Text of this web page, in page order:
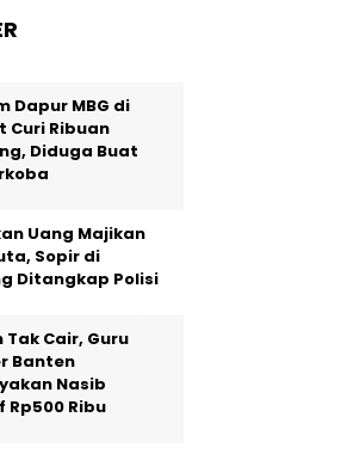
Dapur MBG di
Curi Ribuan
Diduga Buat
Uang Majikan
Sopir di
Ditangkap Polisi
Tak Cair, Guru
Banten
Nasib
Rp500 Ribu